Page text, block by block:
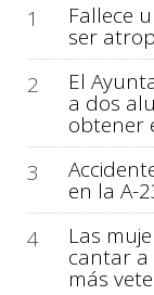
1 Fallece
ser
2
El
a dos
obtener
3
en la A-
4
Las
cantar a
más